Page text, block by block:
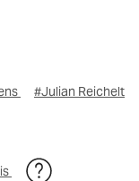
#Julian Reichelt